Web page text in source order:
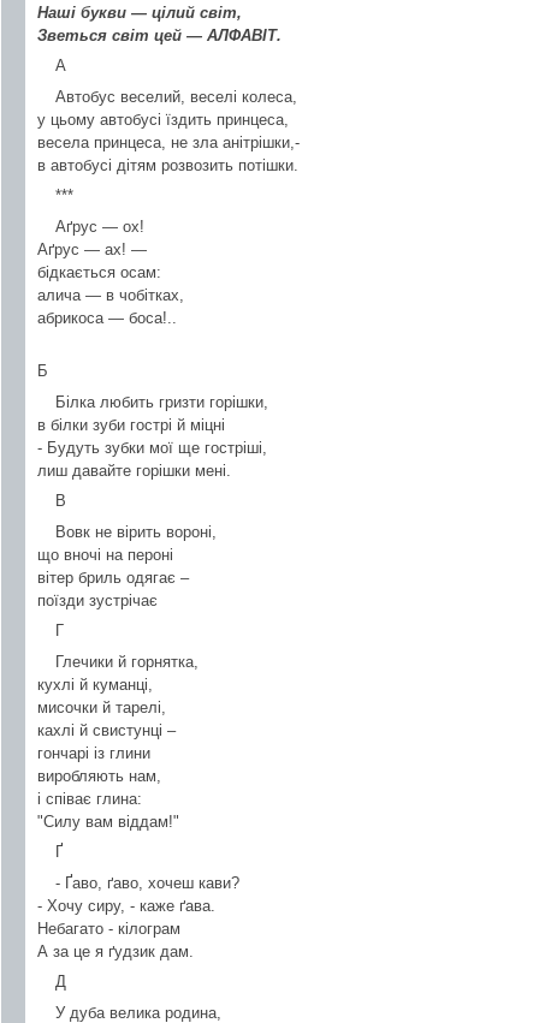
Наші букви — цілий світ,
Зветься світ цей — АЛФАВІТ.
А
Автобус веселий, веселі колеса,
у цьому автобусі їздить принцеса,
весела принцеса, не зла анітрішки,-
в автобусі дітям розвозить потішки.
***
Аґрус — ох!
Аґрус — ах! —
бідкається осам:
алича — в чобітках,
абрикоса — боса!..
Б
Білка любить гризти горішки,
в білки зуби гострі й міцні
- Будуть зубки мої ще гостріші,
лиш давайте горішки мені.
В
Вовк не вірить вороні,
що вночі на пероні
вітер бриль одягає –
поїзди зустрічає
Г
Глечики й горнятка,
кухлі й куманці,
мисочки й тарелі,
кахлі й свистунці –
гончарі із глини
виробляють нам,
і співає глина:
"Силу вам віддам!"
Ґ
- Ґаво, ґаво, хочеш кави?
- Хочу сиру, - каже ґава.
Небагато - кілограм
А за це я ґудзик дам.
Д
У дуба велика родина,